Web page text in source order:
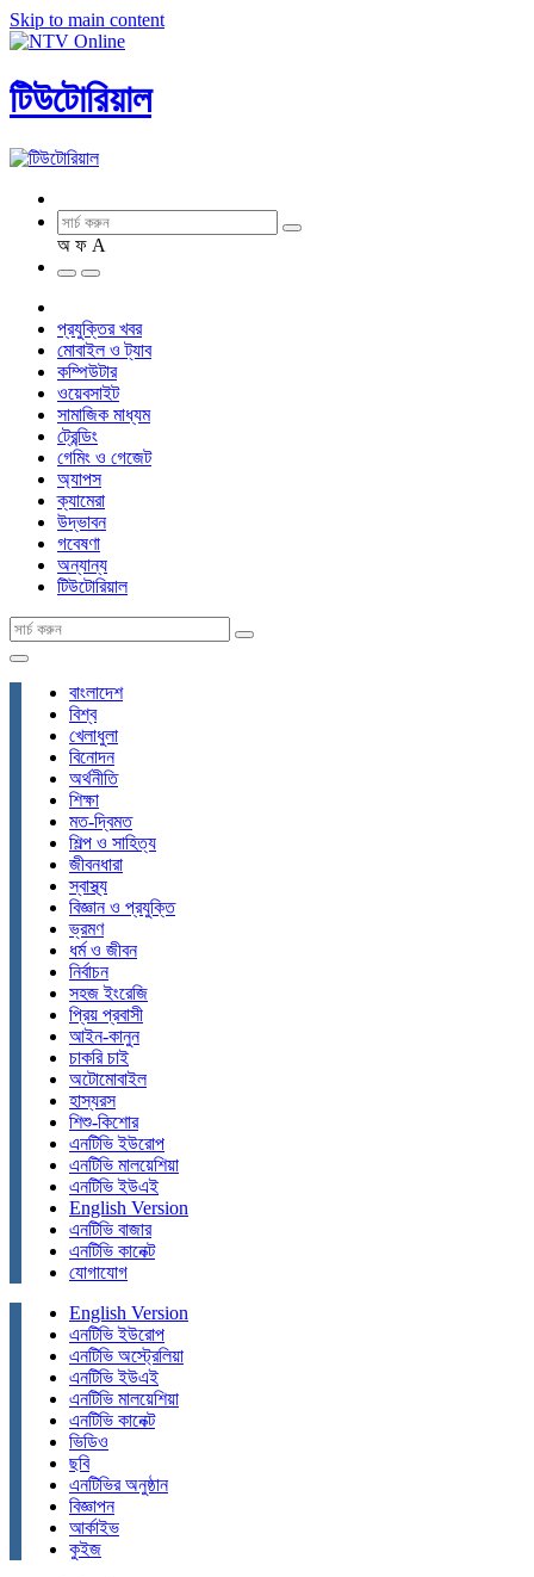
Skip to main content
টিউটোরিয়াল
অ ফ A
প্রযুক্তির খবর
মোবাইল ও ট্যাব
কম্পিউটার
ওয়েবসাইট
সামাজিক মাধ্যম
ট্রেন্ডিং
গেমিং ও গেজেট
অ্যাপস
ক্যামেরা
উদ্ভাবন
গবেষণা
অন্যান্য
টিউটোরিয়াল
বাংলাদেশ
বিশ্ব
খেলাধুলা
বিনোদন
অর্থনীতি
শিক্ষা
মত-দ্বিমত
শিল্প ও সাহিত্য
জীবনধারা
স্বাস্থ্য
বিজ্ঞান ও প্রযুক্তি
ভ্রমণ
ধর্ম ও জীবন
নির্বাচন
সহজ ইংরেজি
প্রিয় প্রবাসী
আইন-কানুন
চাকরি চাই
অটোমোবাইল
হাস্যরস
শিশু-কিশোর
এনটিভি ইউরোপ
এনটিভি মালয়েশিয়া
এনটিভি ইউএই
English Version
এনটিভি বাজার
এনটিভি কানেক্ট
যোগাযোগ
English Version
এনটিভি ইউরোপ
এনটিভি অস্ট্রেলিয়া
এনটিভি ইউএই
এনটিভি মালয়েশিয়া
এনটিভি কানেক্ট
ভিডিও
ছবি
এনটিভির অনুষ্ঠান
বিজ্ঞাপন
আর্কাইভ
কুইজ